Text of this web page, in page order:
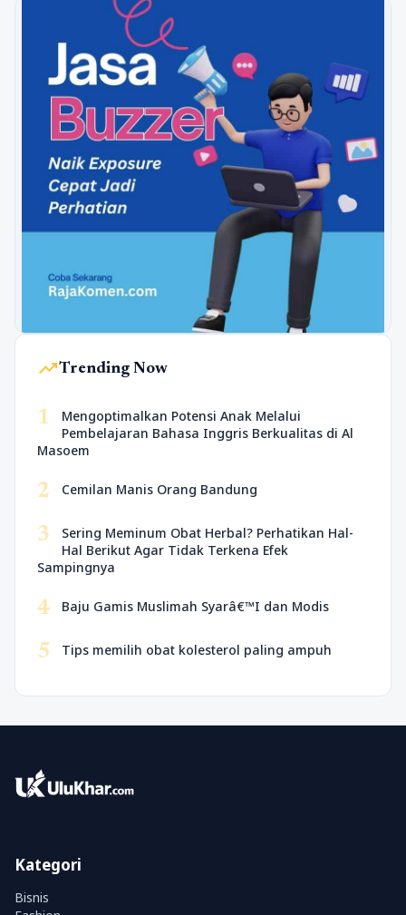
trending_upTrending Now
1
Mengoptimalkan Potensi Anak Melalui
Pembelajaran Bahasa Inggris Berkualitas di Al
Masoem
2 Cemilan Manis Orang Bandung
3
Sering Meminum Obat Herbal? Perhatikan Hal-
Hal Berikut Agar Tidak Terkena Efek
Sampingnya
4 Baju Gamis Muslimah Syarâ€™I dan Modis
5 Tips memilih obat kolesterol paling ampuh
Kategori
Bisnis